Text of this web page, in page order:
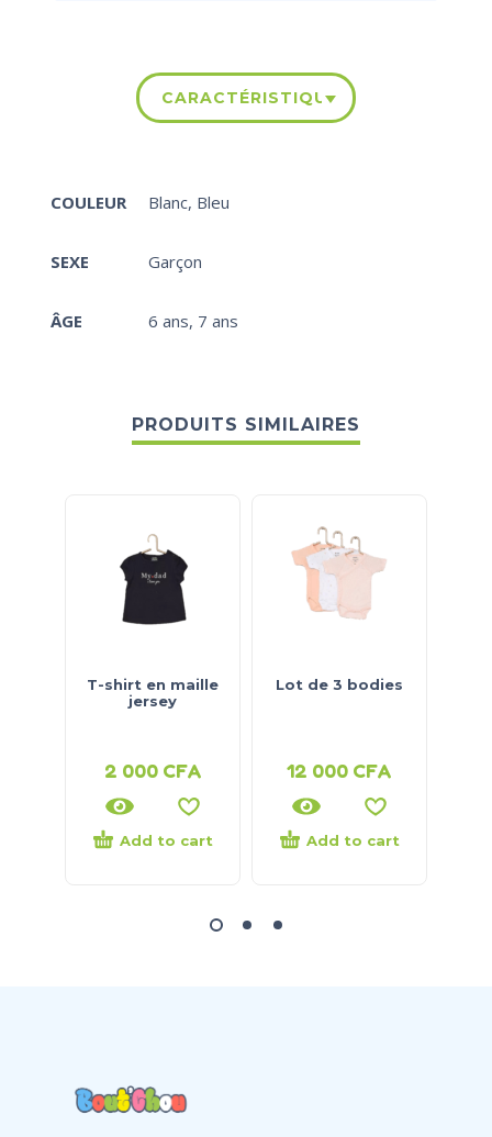
CARACTÉRISTIQUES
COULEUR Blanc, Bleu
SEXE Garçon
ÂGE 6 ans, 7 ans
PRODUITS SIMILAIRES
T-shirt en maille
jersey
2 000 CFA
Add to cart
Lot de 3 bodies
12 000 CFA
Add to cart